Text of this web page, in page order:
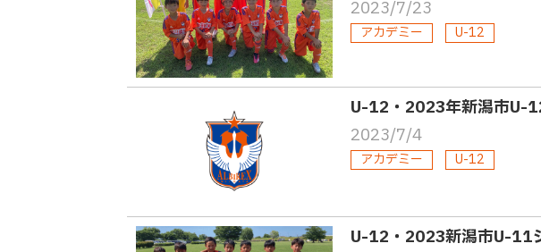
2023/7/23
アカデミー U-12
U-12・2023年新潟市U-
2023/7/4
アカデミー U-12
U-12・2023新潟市U-11